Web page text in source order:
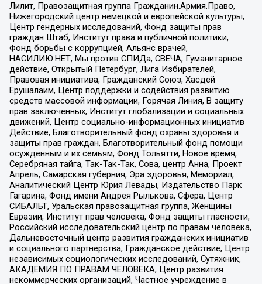
Лилит, Правозащитная группа Гражданин.Армия.Право,
Нижегородский центр немецкой и европейской культуры,
Центр гендерных исследований, Фонд защиты прав
граждан Штаб, Институт права и публичной политики,
Фонд борьбы с коррупцией, Альянс врачей,
НАСИЛИЮ.НЕТ, Мы против СПИДа, СВЕЧА, Гуманитарное
действие, Открытый Петербург, Лига Избирателей,
Правовая инициатива, Гражданский Союз, Хасдей
Ерушалаим, Центр поддержки и содействия развитию
средств массовой информации, Горячая Линия, В защиту
прав заключенных, Институт глобализации и социальных
движений, Центр социально-информационных инициатив
Действие, Благотворительный фонд охраны здоровья и
защиты прав граждан, Благотворительный фонд помощи
осужденным и их семьям, Фонд Тольятти, Новое время,
Серебряная тайга, Так-Так-Так, Сова, центр Анна, Проект
Апрель, Самарская губерния, Эра здоровья, Мемориал,
Аналитический Центр Юрия Левады, Издательство Парк
Гагарина, Фонд имени Андрея Рылькова, Сфера, Центр
СИБАЛЬТ, Уральская правозащитная группа, Женщины
Евразии, Институт прав человека, Фонд защиты гласности,
Российский исследовательский центр по правам человека,
Дальневосточный центр развития гражданских инициатив
и социального партнерства, Гражданское действие, Центр
независимых социологических исследований, Сутяжник,
АКАДЕМИЯ ПО ПРАВАМ ЧЕЛОВЕКА, Центр развития
некоммерческих организаций, Частное учреждение в